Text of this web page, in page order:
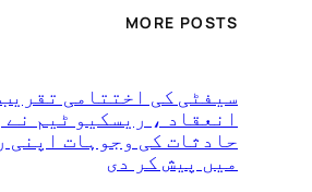
MORE POSTS
سیفٹی کی اختتامی تقریب
انعقاد ، ریسکیو ٹیم نے
حادثات کی وجوہات اپنی
میں پیش کر دی